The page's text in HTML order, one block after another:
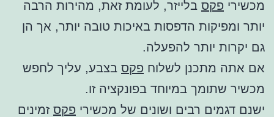
מכשירי פקס בלייזר, לעומת זאת, מהירות הרבה
יותר ומפיקות הדפסות באיכות טובה יותר, אך הן
גם יקרות יותר להפעלה.
אם אתה מתכנן לשלוח פקס בצבע, עליך לחפש
מכשיר שתומך במיוחד בפונקציה זו.
ישנם דגמים רבים ושונים של מכשירי פקס זמינים